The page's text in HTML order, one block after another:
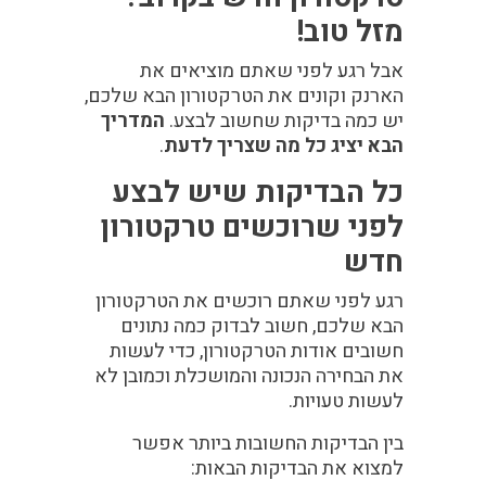
מזל טוב!
אבל רגע לפני שאתם מוציאים את
הארנק וקונים את הטרקטורון הבא שלכם,
יש כמה בדיקות שחשוב לבצע. המדריך
הבא יציג כל מה שצריך לדעת.
כל הבדיקות שיש לבצע
לפני שרוכשים טרקטורון
חדש
רגע לפני שאתם רוכשים את הטרקטורון
הבא שלכם, חשוב לבדוק כמה נתונים
חשובים אודות הטרקטורון, כדי לעשות
את הבחירה הנכונה והמושכלת וכמובן לא
לעשות טעויות.
בין הבדיקות החשובות ביותר אפשר
למצוא את הבדיקות הבאות: